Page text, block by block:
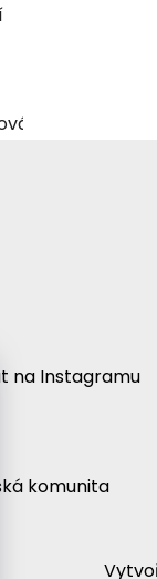
na Instagramu
komunita